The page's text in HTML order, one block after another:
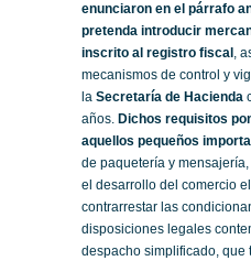
enunciaron en el párrafo
pretenda introducir
inscrito al registro fiscal ,
mecanismos de control y
la Secretaría de Hacienda
años. Dichos requisitos
aquellos pequeños
de paquetería y
el desarrollo del comercio
contrarrestar las
disposiciones legales
despacho simplificado, que